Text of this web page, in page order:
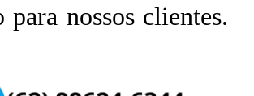
para nossos clientes.